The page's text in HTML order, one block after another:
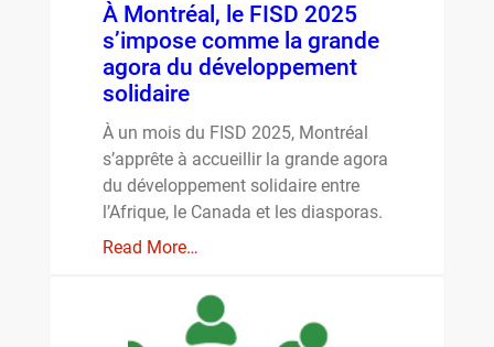
À Montréal, le FISD 2025
s’impose comme la grande
agora du développement
solidaire
À un mois du FISD 2025, Montréal
s’apprête à accueillir la grande agora
du développement solidaire entre
l’Afrique, le Canada et les diasporas.
Read More…